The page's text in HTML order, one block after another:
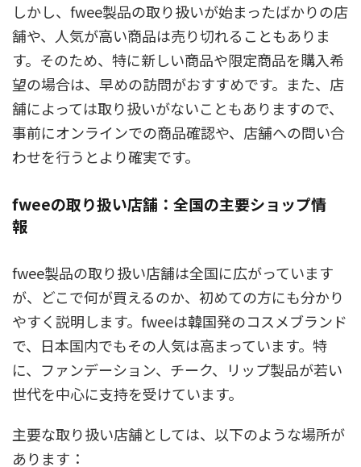
しかし、fwee製品の取り扱いが始まったばかりの店
舗や、人気が高い商品は売り切れることもありま
す。そのため、特に新しい商品や限定商品を購入希
望の場合は、早めの訪問がおすすめです。また、店
舗によっては取り扱いがないこともありますので、
事前にオンラインでの商品確認や、店舗への問い合
わせを行うとより確実です。
fweeの取り扱い店舗：全国の主要ショップ情
報
fwee製品の取り扱い店舗は全国に広がっています
が、どこで何が買えるのか、初めての方にも分かり
やすく説明します。fweeは韓国発のコスメブランド
で、日本国内でもその人気は高まっています。特
に、ファンデーション、チーク、リップ製品が若い
世代を中心に支持を受けています。
主要な取り扱い店舗としては、以下のような場所が
あります：